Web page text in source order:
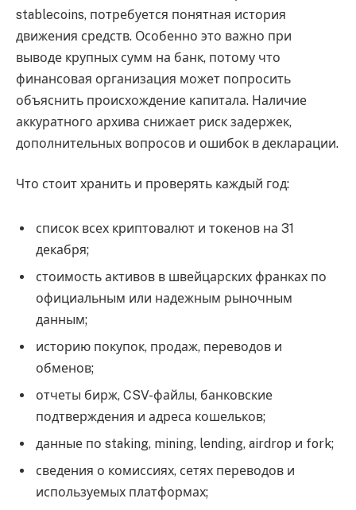
stablecoins, потребуется понятная история
движения средств. Особенно это важно при
выводе крупных сумм на банк, потому что
финансовая организация может попросить
объяснить происхождение капитала. Наличие
аккуратного архива снижает риск задержек,
дополнительных вопросов и ошибок в декларации.
Что стоит хранить и проверять каждый год:
список всех криптовалют и токенов на 31
декабря;
стоимость активов в швейцарских франках по
официальным или надежным рыночным
данным;
историю покупок, продаж, переводов и
обменов;
отчеты бирж, CSV-файлы, банковские
подтверждения и адреса кошельков;
данные по staking, mining, lending, airdrop и fork;
сведения о комиссиях, сетях переводов и
используемых платформах;